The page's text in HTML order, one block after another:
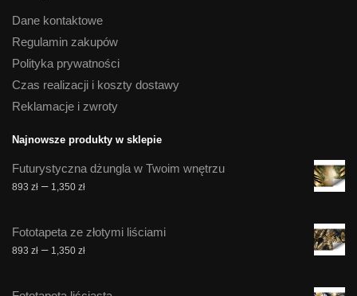
Dane kontaktowe
Regulamin zakupów
Polityka prywatności
Czas realizacji i koszty dostawy
Reklamacje i zwroty
Najnowsze produkty w sklepie
Futurystyczna dżungla w Twoim wnętrzu
893 zł – 1,350 złZakres
893 zł
do
Fototapeta ze złotymi liściami
893 zł – 1,350 złZakres